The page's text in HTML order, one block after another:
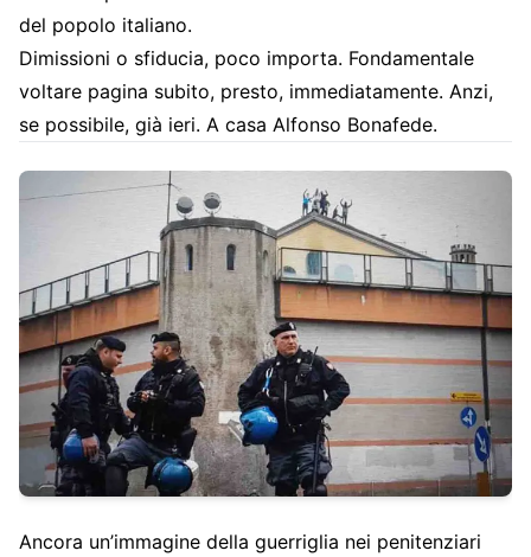
del popolo italiano.
Dimissioni o sfiducia, poco importa. Fondamentale
voltare pagina subito, presto, immediatamente. Anzi,
se possibile, già ieri. A casa Alfonso Bonafede.
Ancora un’immagine della guerriglia nei penitenziari